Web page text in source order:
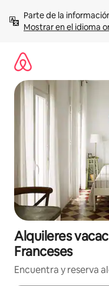
contenidoMostrar en el idioma
Alquileres
Franceses
Encuentra y reserva